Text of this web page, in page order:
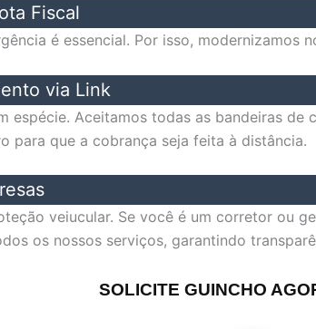
Fiscal
é essencial. Por isso, modernizamos
via Link
espécie. Aceitamos todas as bandeiras
para que a cobrança seja feita à distância.
veiucular. Se você é um corretor ou
os nossos serviços, garantindo
SOLICITE GUINCHO